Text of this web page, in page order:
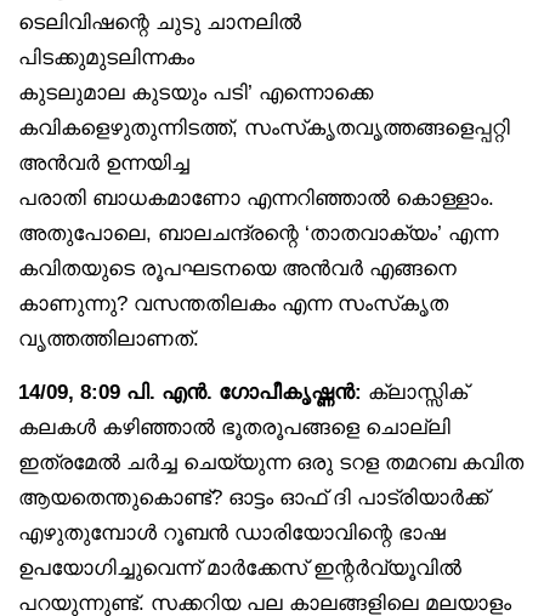
ടെലിവിഷന്റെ ചുടു ചാനലിൽ
പിടക്കുമുടലിന്നകം
കുടലുമാല കുടയും പടി’ എന്നൊക്കെ
കവികളെഴുതുന്നിടത്ത്, സംസ്‌കൃതവൃത്തങ്ങളെപ്പറ്റി
അൻവർ ഉന്നയിച്ച
പരാതി ബാധകമാണോ എന്നറിഞ്ഞാൽ കൊള്ളാം.
അതുപോലെ, ബാലചന്ദ്രന്റെ ‘താതവാക്യം’ എന്ന
കവിതയുടെ രൂപഘടനയെ അൻവർ എങ്ങനെ
കാണുന്നു? വസന്തതിലകം എന്ന സംസ്‌കൃത
വൃത്തത്തിലാണത്.
14/09, 8:09 പി. എൻ. ഗോപീകൃഷ്ണൻ: ക്ലാസ്സിക്
കലകൾ കഴിഞ്ഞാൽ ഭൂതരൂപങ്ങളെ ചൊല്ലി
ഇത്രമേൽ ചർച്ച ചെയ്യുന്ന ഒരു ടറള തമറബ കവിത
ആയതെന്തുകൊണ്ട്? ഓട്ടം ഓഫ് ദി പാട്രിയാർക്ക്
എഴുതുമ്പോൾ റൂബൻ ഡാരിയോവിന്റെ ഭാഷ
ഉപയോഗിച്ചുവെന്ന് മാർക്കേസ് ഇന്റർവ്യൂവിൽ
പറയുന്നുണ്ട്. സക്കറിയ പല കാലങ്ങളിലെ മലയാളം